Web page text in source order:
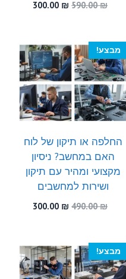
590.00₪
המחיר
300.00 ₪
המחיר
מבצע!
החלפה או תיקון של לוח
האם במחשב? ניסיון
מקצועי ומהיר עם תיקון
ושירות למחשבים
490.00₪
המחיר
490.00 ₪.
300.00 ₪
המחיר
300.00 ₪.
מבצע!